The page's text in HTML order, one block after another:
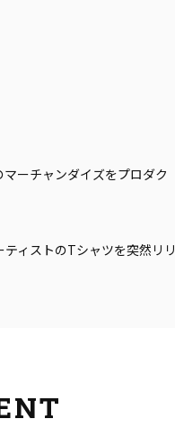
ーチャンダイズをプロダク
ィストのTシャツを突然リリ